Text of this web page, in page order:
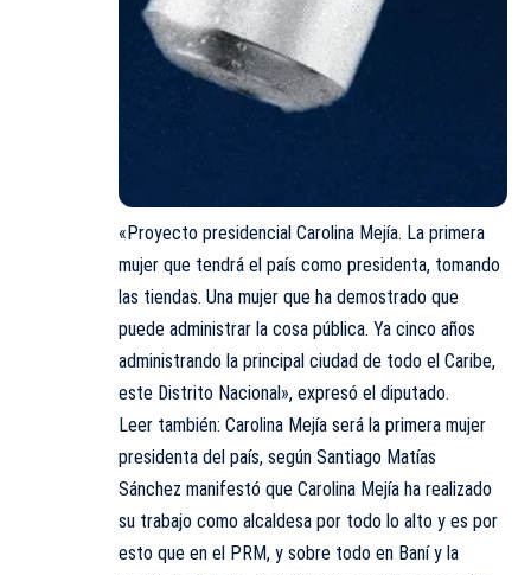
«Proyecto presidencial Carolina Mejía. La primera
mujer que tendrá el país como presidenta, tomando
las tiendas. Una mujer que ha demostrado que
puede administrar la cosa pública. Ya cinco años
administrando la principal ciudad de todo el Caribe,
este Distrito Nacional», expresó el diputado.
Leer también: Carolina Mejía será la primera mujer
presidenta del país, según Santiago Matías
Sánchez manifestó que Carolina Mejía ha realizado
su trabajo como alcaldesa por todo lo alto y es por
esto que en el PRM, y sobre todo en Baní y la